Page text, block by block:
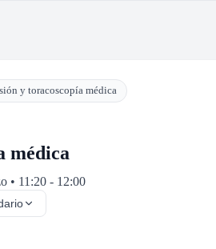
y toracoscopía médica
médica
• 11:20 - 12:00